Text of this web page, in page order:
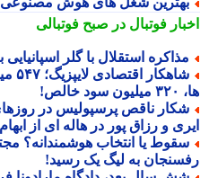
فوتبال در صبح فوتبالی
استقلال با گلر اسپانیایی
شاهکار
ناقص پرسپولیس در روزهای
و رزاق پور در هاله ای از ابهام، قربانی ۴۸ ساعت
یا انتخاب هوشمندانه؟
به لیگ یک رسید!